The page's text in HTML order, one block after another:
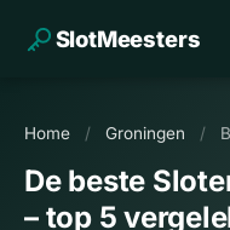
SlotMeesters
Home / Groningen /
De beste
– top 5